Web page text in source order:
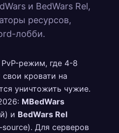
и BedWars Rel,
ресурсов,
лобби.
PvP-режим, где 4-8
кровати на
уничтожить чужие.
MBedWars
и BedWars Rel
Для серверов